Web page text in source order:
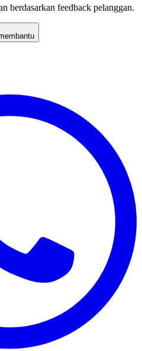
berdasarkan feedback pelanggan.